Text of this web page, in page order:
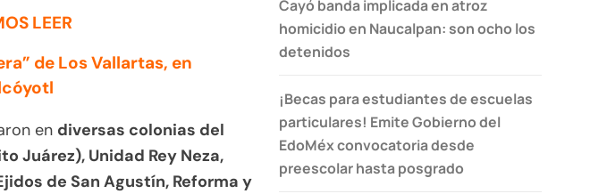
LEER
de Los Vallartas, en
en diversas colonias del
Juárez), Unidad Rey Neza,
de San Agustín, Reforma y
Cayó banda implicada en atroz
homicidio en Naucalpan: son ocho los
detenidos
¡Becas para estudiantes de escuelas
particulares! Emite Gobierno del
EdoMéx convocatoria desde
preescolar hasta posgrado